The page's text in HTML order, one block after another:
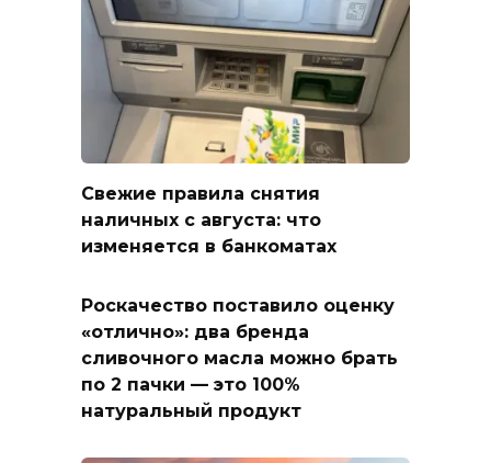
Свежие правила снятия
наличных с августа: что
изменяется в банкоматах
Роскачество поставило оценку
«отлично»: два бренда
сливочного масла можно брать
по 2 пачки — это 100%
натуральный продукт